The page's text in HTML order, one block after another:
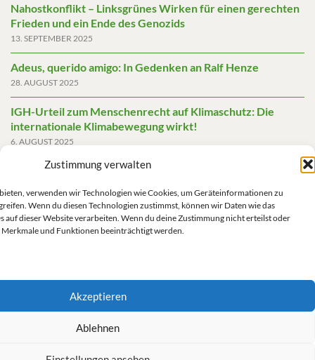
Zustimmung verwalten
verwenden wir Technologien wie Cookies, um Geräteinformationen zu
Wenn du diesen Technologien zustimmst, können wir Daten wie das
auf dieser Website verarbeiten. Wenn du deine Zustimmung nicht erteilst oder
und Funktionen beeinträchtigt werden.
Akzeptieren
Ablehnen
Nahostkonflikt – Linksgrünes Wirken für einen gerechten
Frieden und ein Ende des Genozids
13. SEPTEMBER 2025
Adeus, querido amigo: In Gedenken an Ralf Henze
28. AUGUST 2025
IGH-Urteil zum Menschenrecht auf Klimaschutz: Die
internationale Klimabewegung wirkt!
6. AUGUST 2025
Friedensgutachten 2025
Die AfD mit mehr Demokratie wegregieren
14. MAI 2025
Impressum/Datenschutz